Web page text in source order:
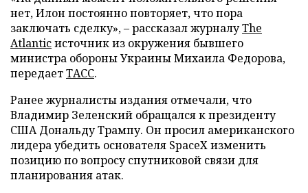
нет, Илон постоянно повторяет, что пора
заключать сделку», – рассказал журналуThe
Atlanticисточник из окружения бывшего
министра обороны Украины Михаила Федорова,
передаетТАСС.
Ранее журналисты издания отмечали, что
Владимир Зеленский обращался к президенту
США Дональду Трампу. Он просил американского
лидера убедить основателя SpaceX изменить
позицию по вопросу спутниковой связи для
планирования атак.